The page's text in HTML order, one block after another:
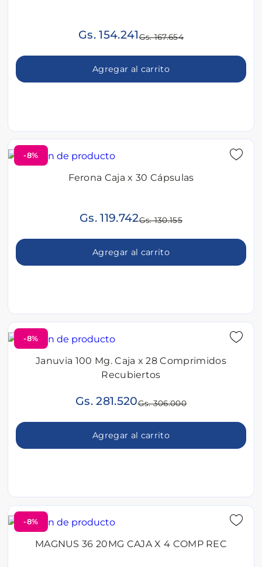
Gs. 154.241Gs. 167.654
Agregar al carrito
-8%
Ferona Caja x 30 Cápsulas
Gs. 119.742Gs. 130.155
Agregar al carrito
-8%
Januvia 100 Mg. Caja x 28 Comprimidos
Recubiertos
Gs. 281.520Gs. 306.000
Agregar al carrito
-8%
MAGNUS 36 20MG CAJA X 4 COMP REC